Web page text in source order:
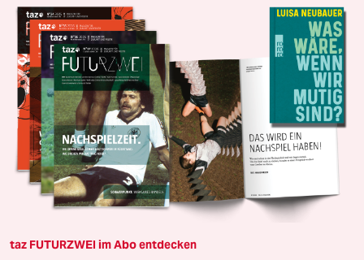
taz FUTURZWEI im Abo entdecken